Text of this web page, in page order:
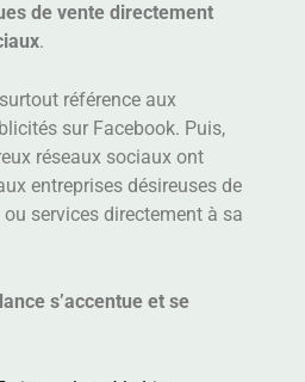
de vente directement
.
référence aux
sur Facebook. Puis,
réseaux sociaux ont
entreprises désireuses de
services directement à sa
s’accentue et se